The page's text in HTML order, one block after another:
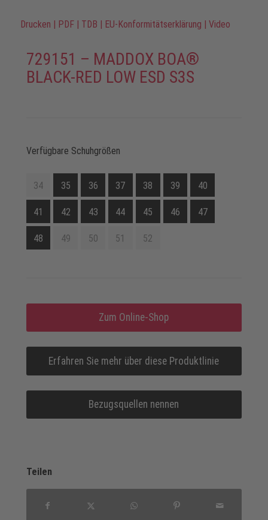
Drucken | PDF | TDB | EU-Konformitätserklärung | Video
729151 – MADDOX BOA®
BLACK-RED LOW ESD S3S
Verfügbare Schuhgrößen
34 35 36 37 38 39 40
41 42 43 44 45 46 47
48 49 50 51 52
Zum Online-Shop
Erfahren Sie mehr über diese Produktlinie
Bezugsquellen nennen
Teilen